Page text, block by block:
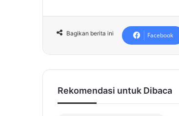
Bagikan berita ini Facebook
Rekomendasi untuk Dibaca